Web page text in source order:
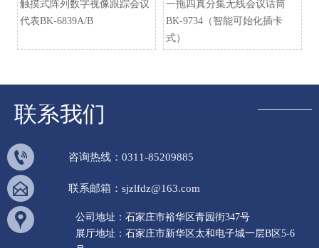
触摸式阵列数字视像跟踪会议
代表BK-6839A/B
一拖四真分集无线会议话筒
BK-9734（智能可始化插卡
式）
联系我们
 咨询热线：0311-85209885
 联系邮箱：sjzlfdz@163.com

公司地址：石家庄市裕华区青园街347号
展厅地址：石家庄市新华区太和电子城一层B区5-6